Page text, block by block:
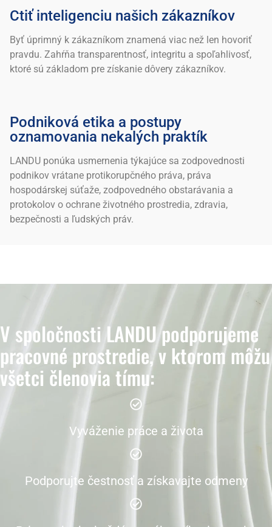
Ctiť inteligenciu našich zákazníkov
Byť úprimný k zákazníkom znamená viac než len hovoriť
pravdu. Zahŕňa transparentnosť, integritu a spoľahlivosť,
ktoré sú základom pre získanie dôvery zákazníkov.
Podniková etika a postupy
oznamovania nekalých praktík
LANDU ponúka usmernenia týkajúce sa zodpovednosti
podnikov vrátane protikorupčného práva, práva
hospodárskej súťaže, zodpovedného obstarávania a
protokolov o ochrane životného prostredia, zdravia,
bezpečnosti a ľudských práv.
V spoločnosti LANDU podporujeme
pracovné prostredie, v ktorom môžu
všetci členovia tímu:
Vyváženie práce a života
Podporujte čestnosť a získavajte odmeny